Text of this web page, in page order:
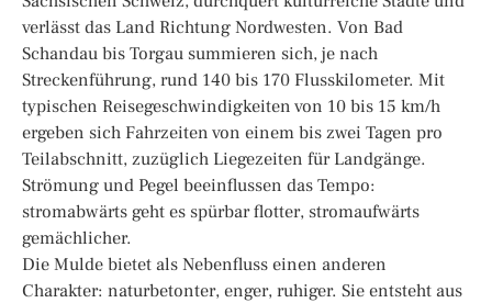
verlässt das Land Richtung Nordwesten. Von Bad
Schandau bis Torgau summieren sich, je nach
Streckenführung, rund 140 bis 170 Flusskilometer. Mit
typischen Reisegeschwindigkeiten von 10 bis 15 km/h
ergeben sich Fahrzeiten von einem bis zwei Tagen pro
Teilabschnitt, zuzüglich Liegezeiten für Landgänge.
Strömung und Pegel beeinflussen das Tempo:
stromabwärts geht es spürbar flotter, stromaufwärts
gemächlicher.
Die Mulde bietet als Nebenfluss einen anderen
Charakter: naturbetonter, enger, ruhiger. Sie entsteht aus